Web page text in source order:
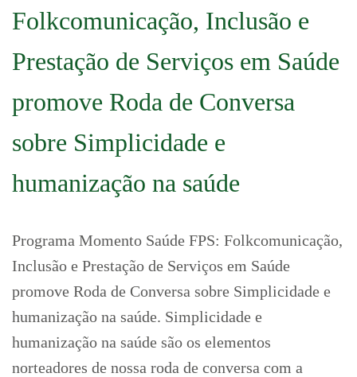
Folkcomunicação, Inclusão e
Prestação de Serviços em Saúde
promove Roda de Conversa
sobre Simplicidade e
humanização na saúde
Programa Momento Saúde FPS: Folkcomunicação,
Inclusão e Prestação de Serviços em Saúde
promove Roda de Conversa sobre Simplicidade e
humanização na saúde. Simplicidade e
humanização na saúde são os elementos
norteadores de nossa roda de conversa com a